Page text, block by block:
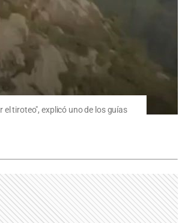
tiroteo", explicó uno de los guías